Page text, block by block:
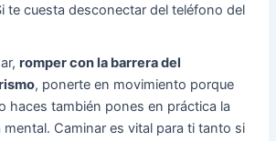
te cuesta desconectar del teléfono del
romper con la barrera del
, ponerte en movimiento porque
haces también pones en práctica la
mental. Caminar es vital para ti tanto si